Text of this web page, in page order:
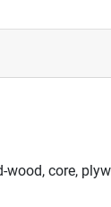
wood, core,